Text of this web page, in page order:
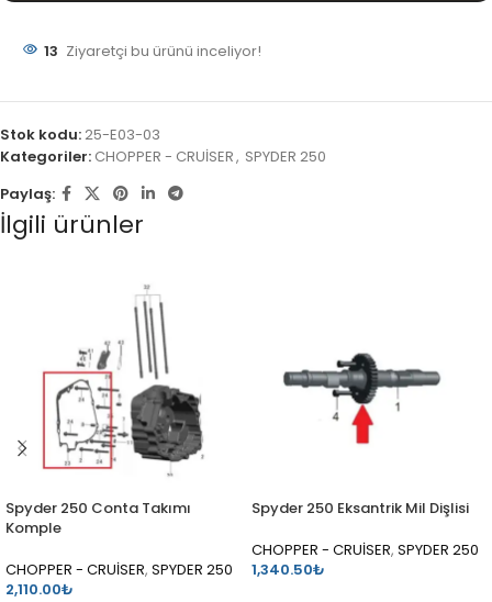
13 Ziyaretçi bu ürünü inceliyor!
Stok kodu:25-E03-03
Kategoriler: CHOPPER - CRUİSER, SPYDER 250
Paylaş:
İlgili ürünler
Spyder 250 Conta Takımı
Komple
CHOPPER - CRUİSER, SPYDER 250
2,110.00₺
Spyder 250 Eksantrik Mil Dişlisi
CHOPPER - CRUİSER, SPYDER 250
1,340.50₺